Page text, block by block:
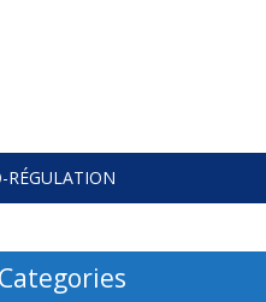
RÉGULATION
Categories